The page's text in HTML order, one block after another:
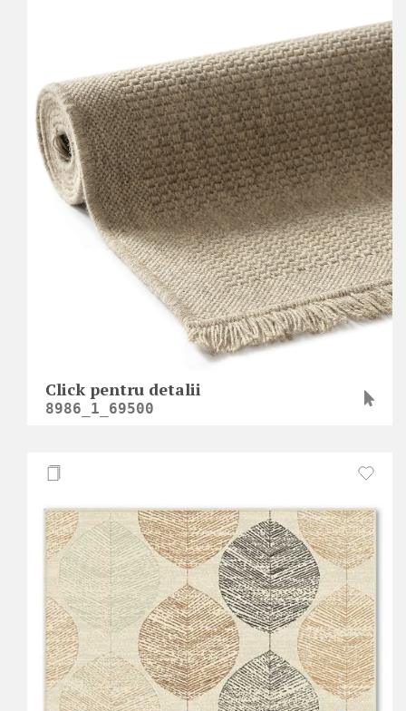
Click pentru detalii
8986_1_69500